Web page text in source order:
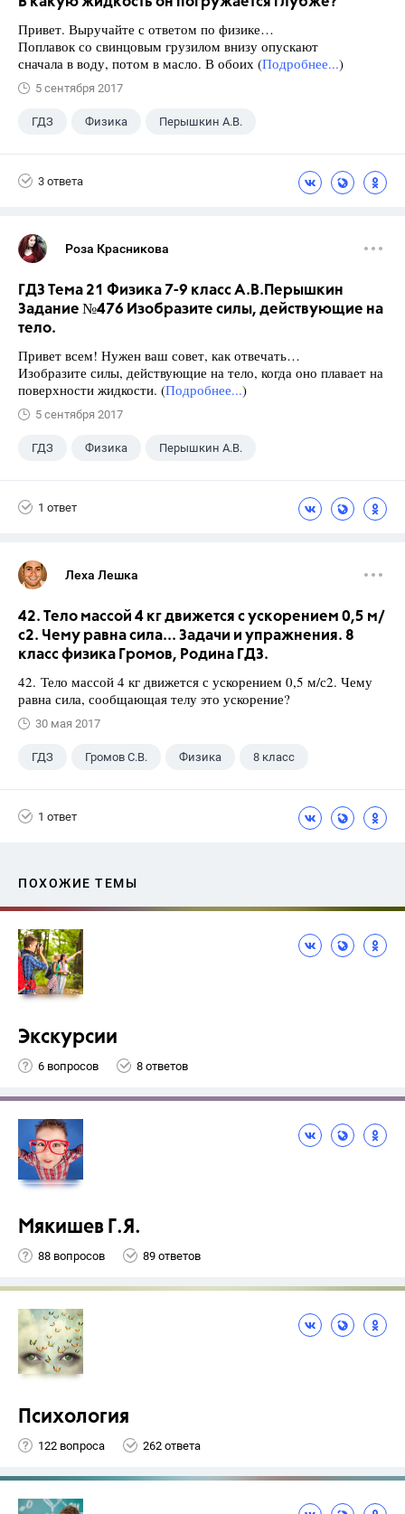
Привет. Выручайте с ответом по физике…
Поплавок со свинцовым грузилом внизу опускают
сначала в воду, потом в масло. В обоих (Подробнее...)
5 сентября 2017
ГДЗ Физика Перышкин А.В.
3 ответа
Роза Красникова
ГДЗ Тема 21 Физика 7-9 класс А.В.Перышкин
Задание №476 Изобразите силы, действующие на
тело.
Привет всем! Нужен ваш совет, как отвечать…
Изобразите силы, действующие на тело, когда оно плавает на
поверхности жидкости. (Подробнее...)
5 сентября 2017
ГДЗ Физика Перышкин А.В.
1 ответ
Леха Лешка
42. Тело массой 4 кг движется с ускорением 0,5 м/
с2. Чему равна сила... Задачи и упражнения. 8
класс физика Громов, Родина ГДЗ.
42. Тело массой 4 кг движется с ускорением 0,5 м/с2. Чему
равна сила, сообщающая телу это ускорение?
30 мая 2017
ГДЗ Громов С.В. Физика 8 класс
1 ответ
ПОХОЖИЕ ТЕМЫ
Экскурсии
6 вопросов 8 ответов
Мякишев Г.Я.
88 вопросов 89 ответов
Психология
122 вопроса 262 ответа